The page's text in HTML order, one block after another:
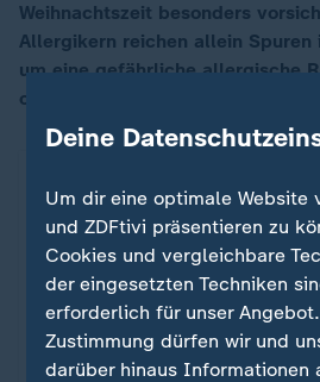
00:17
Weihnachtszeit besonders
Allergikern reichen allein Spuren
um eine gefährliche allergische
oder Ersticken auszulösen.
Deine
Um dir eine optimale Website
und ZDFtivi präsentieren zu
Cookies und vergleichbare
der eingesetzten Techniken
erforderlich für unser
Zustimmung dürfen wir und
darüber hinaus Informationen